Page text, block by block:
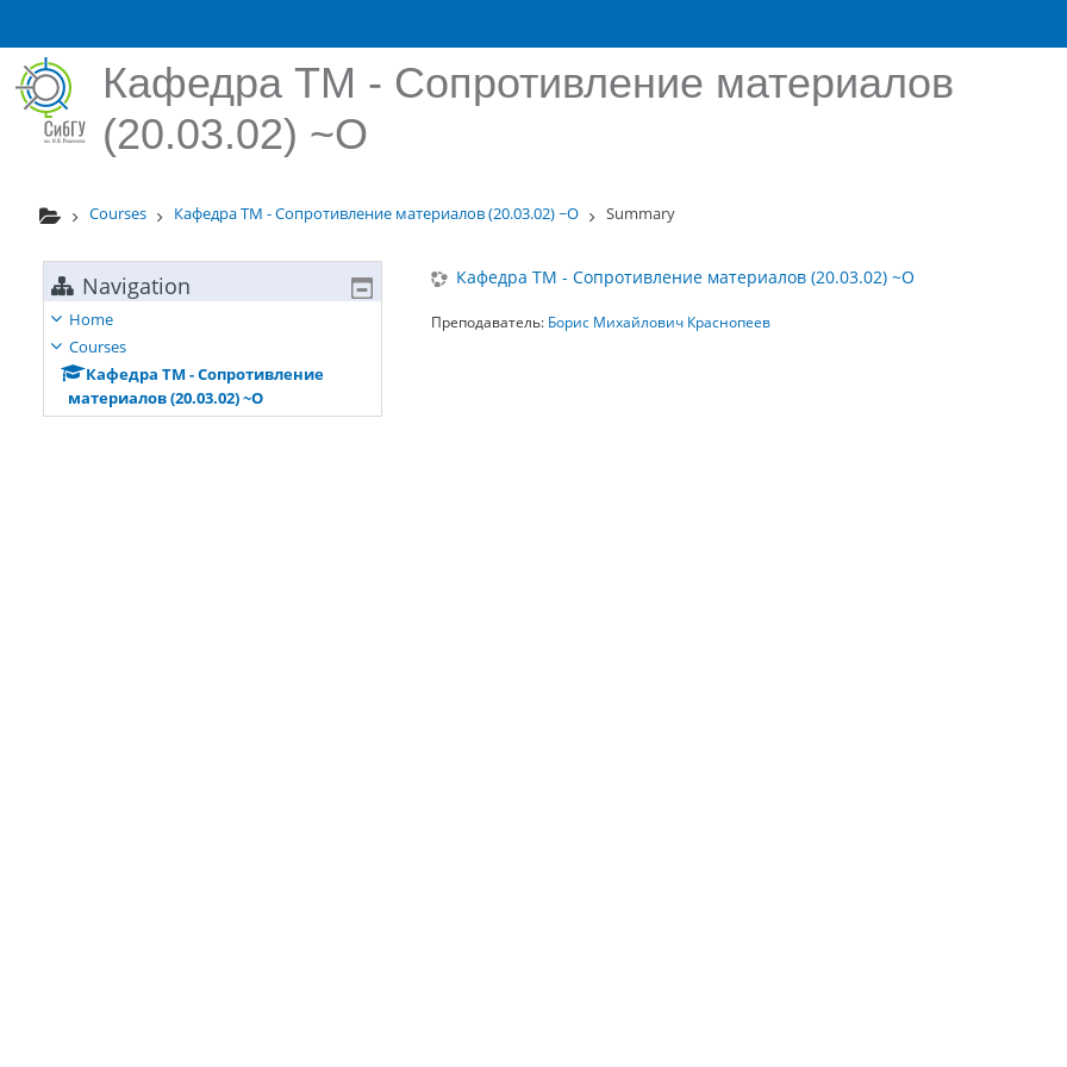
Кафедра ТМ - Сопротивление материалов
(20.03.02) ~О
Courses Кафедра ТМ - Сопротивление материалов (20.03.02) ~О Summary
Кафедра ТМ - Сопротивление материалов (20.03.02) ~О
Преподаватель: Борис Михайлович Краснопеев
Navigation
Home
Courses
Кафедра ТМ - Сопротивление
материалов (20.03.02) ~О